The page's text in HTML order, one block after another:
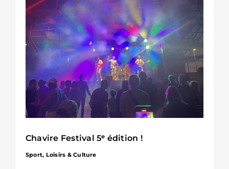
Chavire Festival 5ᵉ édition !
Sport, Loisirs & Culture